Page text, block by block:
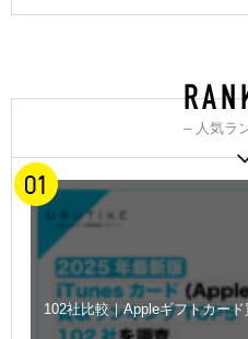
– 人気ラ
102社比較｜Appleギフトカード